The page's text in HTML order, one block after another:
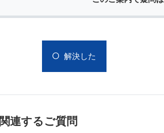
解決した
関連するご質問